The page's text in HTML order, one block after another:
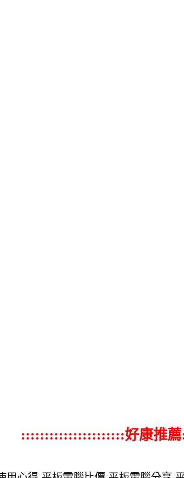
::::::::::::::::::::::好康推